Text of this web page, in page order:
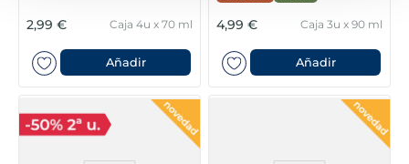
2,99 € Caja 4u x 70 ml
Añadir
4,99 € Caja 3u x 90 ml
Añadir